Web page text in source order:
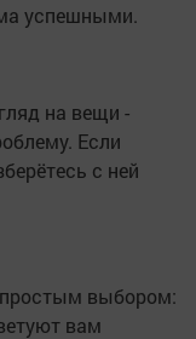
успешными.
на вещи -
Если
с ней
выбором:
вам